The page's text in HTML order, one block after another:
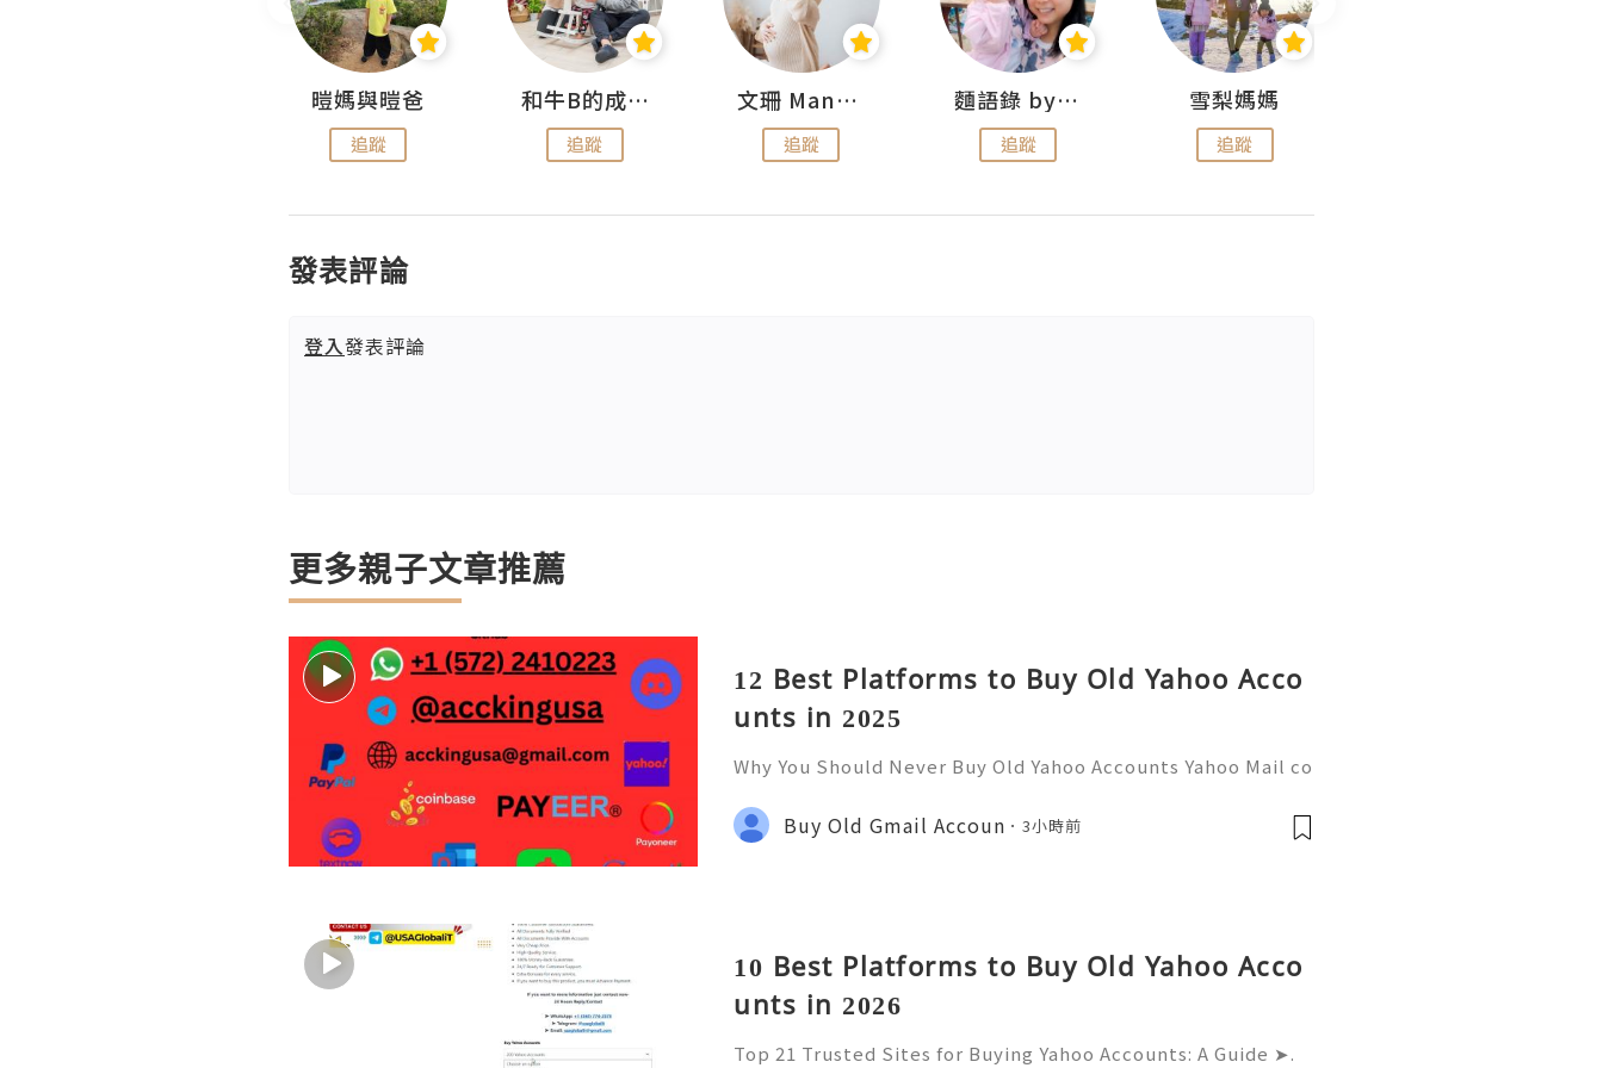
暟媽與暟爸
追蹤
和牛B的成長日記
追蹤
文珊 ManShan
追蹤
麵語錄 by Aminn
追蹤
雪梨媽媽
追蹤
發表評論
登入發表評論
更多親子文章推薦
12 Best Platforms to Buy Old Yahoo Acco
unts in 2025
Why You Should Never Buy Old Yahoo Accounts Yahoo Mail co
onal communication, business correspondence, and online a
ccount recovery. Because of
Buy Old Gmail Accoun 3小時前
10 Best Platforms to Buy Old Yahoo Acco
unts in 2026
Top 21 Trusted Sites for Buying Yahoo Accounts: A Guide ➤.